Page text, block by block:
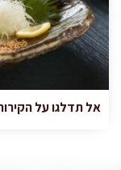
אל תדלגו על